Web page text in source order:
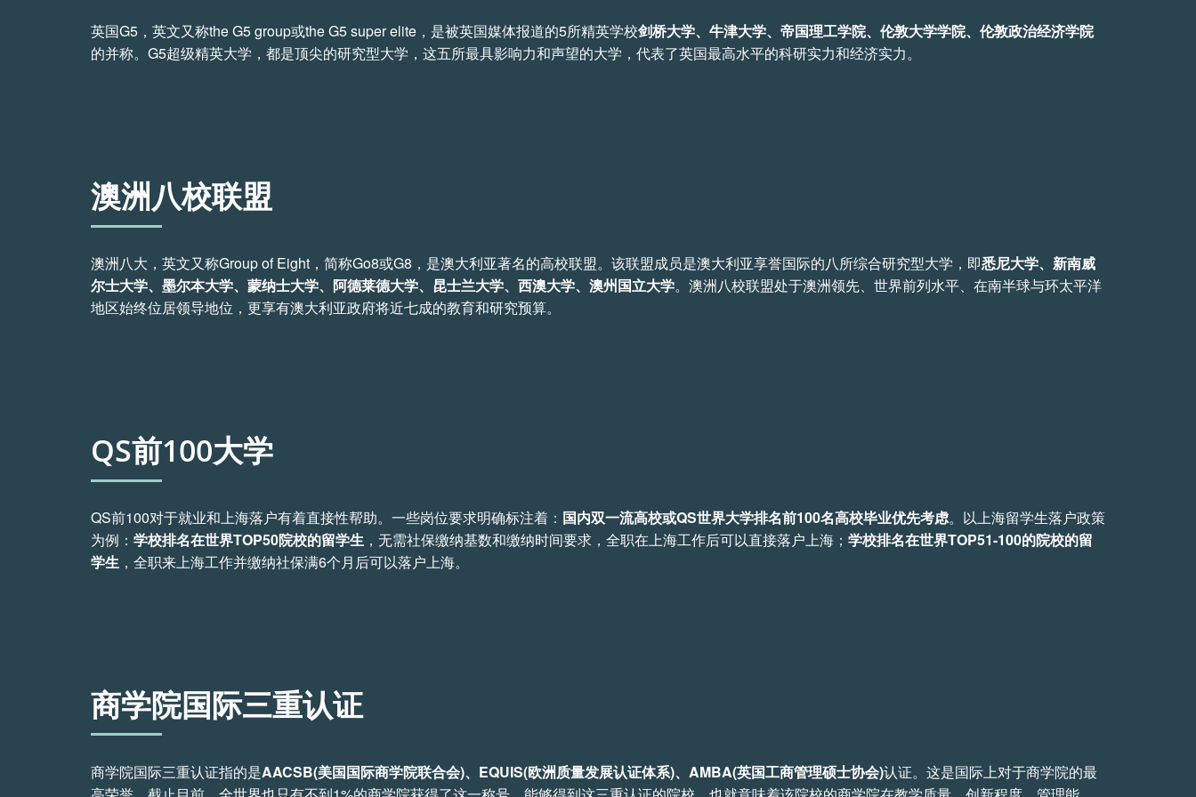
英国G5，英文又称the G5 group或the G5 super elite，是被英国媒体报道的5所精英学校剑桥大学、牛津大学、帝国理工学院、伦敦大学学院、伦敦政治经济学院
的并称。G5超级精英大学，都是顶尖的研究型大学，这五所最具影响力和声望的大学，代表了英国最高水平的科研实力和经济实力。
澳洲八校联盟
澳洲八大，英文又称Group of Eight，简称Go8或G8，是澳大利亚著名的高校联盟。该联盟成员是澳大利亚享誉国际的八所综合研究型大学，即悉尼大学、新南威
尔士大学、墨尔本大学、蒙纳士大学、阿德莱德大学、昆士兰大学、西澳大学、澳州国立大学。澳洲八校联盟处于澳洲领先、世界前列水平、在南半球与环太平洋
地区始终位居领导地位，更享有澳大利亚政府将近七成的教育和研究预算。
QS前100大学
QS前100对于就业和上海落户有着直接性帮助。一些岗位要求明确标注着： 国内双一流高校或QS世界大学排名前100名高校毕业优先考虑。以上海留学生落户政策
为例： 学校排名在世界TOP50院校的留学生 ，无需社保缴纳基数和缴纳时间要求，全职在上海工作后可以直接落户上海； 学校排名在世界TOP51-100的院校的留
学生 ，全职来上海工作并缴纳社保满6个月后可以落户上海。
商学院国际三重认证
商学院国际三重认证指的是AACSB(美国国际商学院联合会)、EQUIS(欧洲质量发展认证体系)、AMBA(英国工商管理硕士协会)认证。这是国际上对于商学院的最